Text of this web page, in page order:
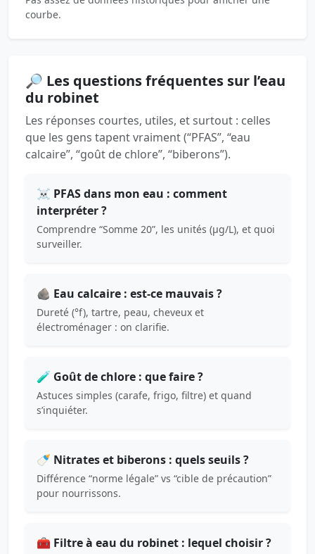
courbe.
🔎 Les questions fréquentes sur l’eau
du robinet
Les réponses courtes, utiles, et surtout : celles
que les gens tapent vraiment (“PFAS”, “eau
calcaire”, “goût de chlore”, “biberons”).
☠️ PFAS dans mon eau : comment
interpréter ?
Comprendre “Somme 20”, les unités (µg/L), et quoi
surveiller.
🪨 Eau calcaire : est-ce mauvais ?
Dureté (°f), tartre, peau, cheveux et
électroménager : on clarifie.
🧪 Goût de chlore : que faire ?
Astuces simples (carafe, frigo, filtre) et quand
s’inquiéter.
🍼 Nitrates et biberons : quels seuils ?
Différence “norme légale” vs “cible de précaution”
pour nourrissons.
🧰 Filtre à eau du robinet : lequel choisir ?